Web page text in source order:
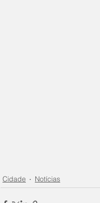
Cidade Notícias